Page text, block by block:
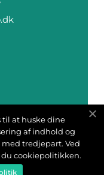
til at huske dine
af indhold og
tredjepart. Ved
cookiepolitikken.